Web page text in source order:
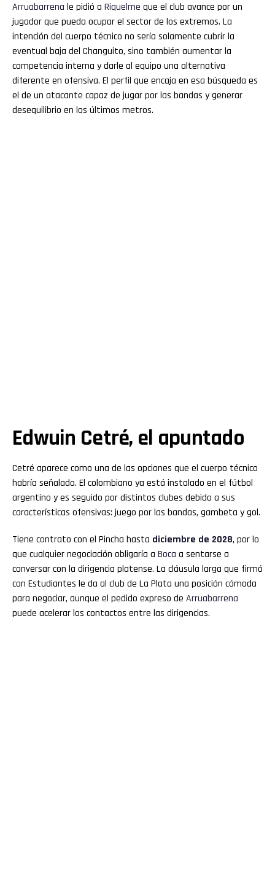
Arruabarrena le pidió a Riquelme que el club avance por un
jugador que pueda ocupar el sector de los extremos. La
intención del cuerpo técnico no sería solamente cubrir la
eventual baja del Changuito, sino también aumentar la
competencia interna y darle al equipo una alternativa
diferente en ofensiva. El perfil que encaja en esa búsqueda es
el de un atacante capaz de jugar por las bandas y generar
desequilibrio en los últimos metros.
Edwuin Cetré, el apuntado
Cetré aparece como una de las opciones que el cuerpo técnico
habría señalado. El colombiano ya está instalado en el fútbol
argentino y es seguido por distintos clubes debido a sus
características ofensivas: juego por las bandas, gambeta y gol.
Tiene contrato con el Pincha hasta diciembre de 2028, por lo
que cualquier negociación obligaría a Boca a sentarse a
conversar con la dirigencia platense. La cláusula larga que firmó
con Estudiantes le da al club de La Plata una posición cómoda
para negociar, aunque el pedido expreso de Arruabarrena
puede acelerar los contactos entre las dirigencias.